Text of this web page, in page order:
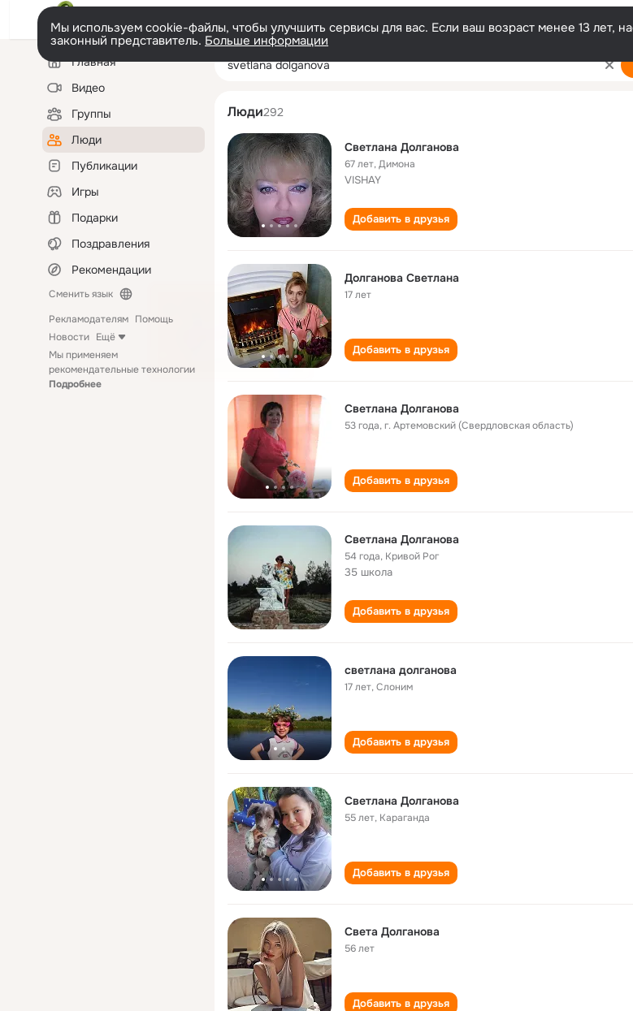
Мы используем cookie-файлы, чтобы улучшить сервисы для вас. Если ваш возраст менее 13 лет,
законный представитель. Больше информации
Левая
колонкаГлавная
Видео
Группы
Люди
Публикации
Игры
Подарки
Поздравления
Рекомендации
Сменить язык
Рекламодателям Помощь
Новости Ещё
Мы применяем
рекомендательные технологии
Подробнее
svetlana dolganova
Люди292
Светлана Долганова
67 лет,Димона
VISHAY
Добавить в друзья
Долганова Светлана
17 лет
Добавить в друзья
Светлана Долганова
53 года,г. Артемовский (Свердловская область)
Добавить в друзья
Светлана Долганова
54 года, Кривой Рог
35 школа
Добавить в друзья
светлана долганова
17 лет,Слоним
Добавить в друзья
Светлана Долганова
55 лет, Караганда
Добавить в друзья
Света Долганова
56 лет
Добавить в друзья